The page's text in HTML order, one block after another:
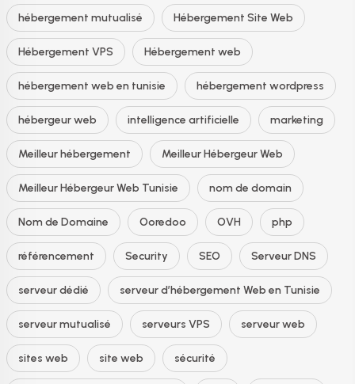
hébergement mutualisé Hébergement Site Web
Hébergement VPS Hébergement web
hébergement web en tunisie hébergement wordpress
hébergeur web intelligence artificielle marketing
Meilleur hébergement Meilleur Hébergeur Web
Meilleur Hébergeur Web Tunisie nom de domain
Nom de Domaine Ooredoo OVH php
référencement Security SEO Serveur DNS
serveur dédié serveur d’hébergement Web en Tunisie
serveur mutualisé serveurs VPS serveur web
sites web site web sécurité